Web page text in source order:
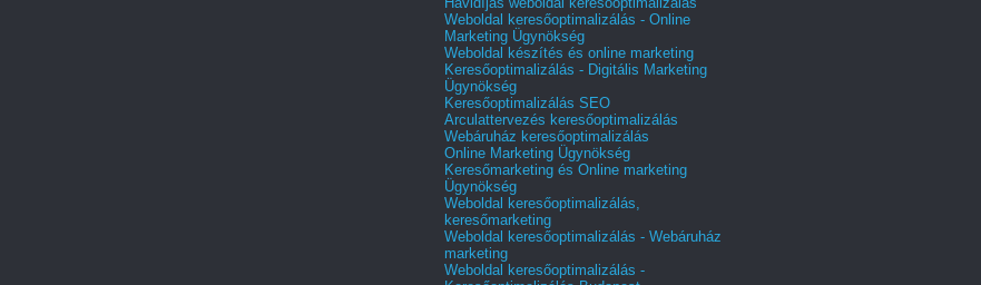
Weboldal keresőoptimalizálás - Online
Marketing Ügynökség
Weboldal készítés és online marketing
Keresőoptimalizálás - Digitális Marketing
Ügynökség
Keresőoptimalizálás SEO
Arculattervezés keresőoptimalizálás
Webáruház keresőoptimalizálás
Online Marketing Ügynökség
Keresőmarketing és Online marketing
Ügynökség
Weboldal keresőoptimalizálás,
keresőmarketing
Weboldal keresőoptimalizálás - Webáruház
marketing
Weboldal keresőoptimalizálás -